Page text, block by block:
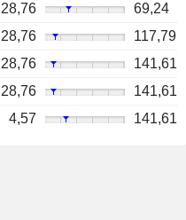
28,76
69,24
28,76
117,79
28,76
141,61
28,76
141,61
4,57 141,61